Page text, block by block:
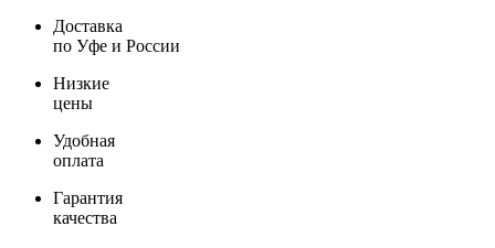
Доставка
по Уфе и России
Низкие
цены
Удобная
оплата
Гарантия
качества